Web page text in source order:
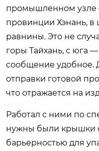
промышленном узле
провинции Хэнань, в
равнины. Это не
горы Тайхань, с юга
сообщение удобное.
отправки готовой
что отражается на
Работал с ними по
нужны были крышки
барьерностью для